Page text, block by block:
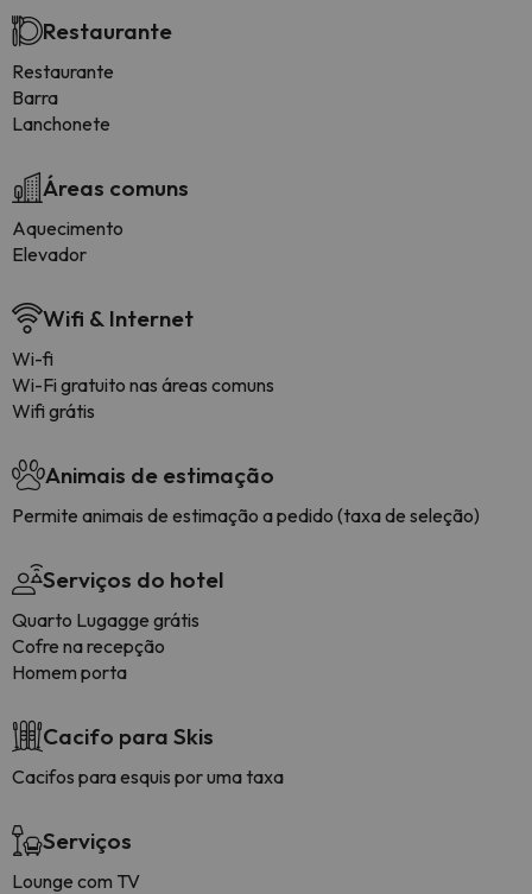
Restaurante
Restaurante
Barra
Lanchonete
Áreas comuns
Aquecimento
Elevador
Wifi & Internet
Wi-fi
Wi-Fi gratuito nas áreas comuns
Wifi grátis
Animais de estimação
Permite animais de estimação a pedido (taxa de seleção)
Serviços do hotel
Quarto Lugagge grátis
Cofre na recepção
Homem porta
Cacifo para Skis
Cacifos para esquis por uma taxa
Serviços
Lounge com TV